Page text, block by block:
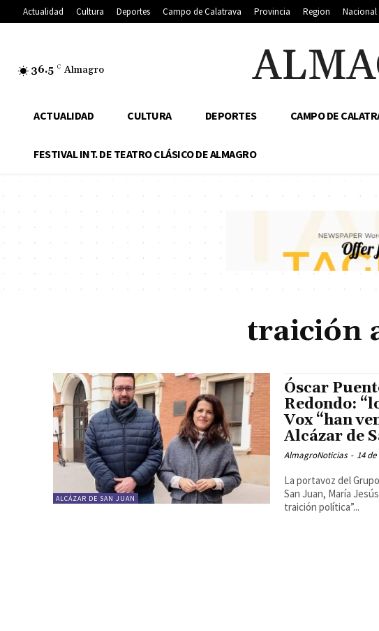
Actualidad Cultura Deportes Campo de Calatrava Provincia Region Nacional
36.5 C Almagro
ACTUALIDAD CULTURA DEPORTES CAMPO DE
FESTIVAL INT. DE TEATRO CLÁSICO DE ALMAGRO
traición
ALCÁZAR DE SAN JUAN
Óscar
Redondo:
Vox “han
Alcázar de
AlmagroNoticias - 14
La portavoz del
San Juan, María
traición política”...